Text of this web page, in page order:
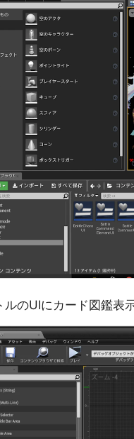
ルのUIにカード図鑑表